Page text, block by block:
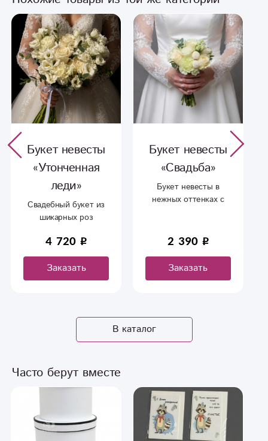
Букет невесты
«Свадьба»
Букет невесты в
нежных оттенках с
яркой зеленью,
хлопком, розами ,
эустомой,
2 390
Заказать
Букет невесты
«Принцесса»
Прекрасный букет для
утонченной девушки в
4 390 6 390
Заказать
В каталог
Часто берут вместе